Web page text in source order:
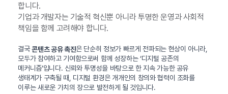
합니다.
기업과 개발자는 기술적 혁신뿐 아니라 투명한 운영과 사회적
책임을 함께 고려해야 합니다.
결국콘텐츠 공유 촉진은 단순히 정보가 빠르게 전파되는 현상이 아니라,
모두가 참여하고 기여함으로써 함께 성장하는 ‘디지털 공존의
메커니즘’입니다. 신뢰와 투명성을 바탕으로 한 지속 가능한 공유
생태계가 구축될 때, 디지털 환경은 개개인의 창의와 협력이 조화를
이루는 새로운 가치의 장으로 발전하게 될 것입니다.